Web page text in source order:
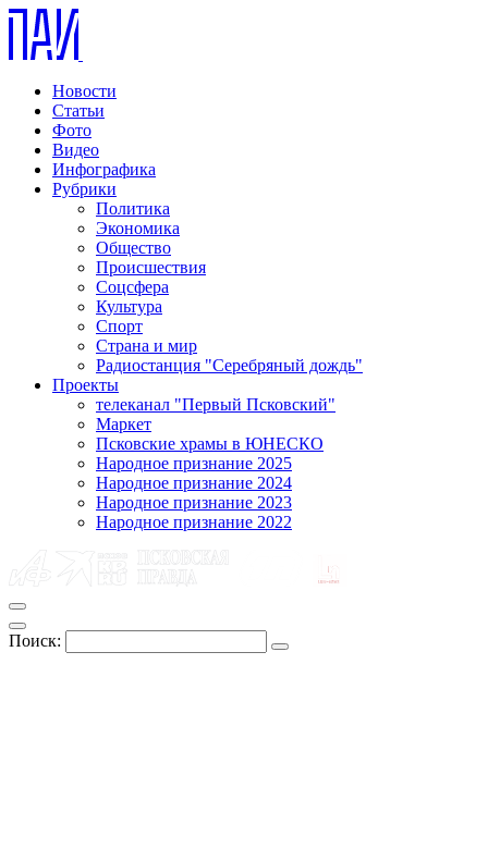
Новости
Статьи
Фото
Видео
Инфографика
Рубрики
Политика
Экономика
Общество
Происшествия
Соцсфера
Культура
Спорт
Страна и мир
Радиостанция "Серебряный дождь"
Проекты
телеканал "Первый Псковский"
Маркет
Псковские храмы в ЮНЕСКО
Народное признание 2025
Народное признание 2024
Народное признание 2023
Народное признание 2022
Поиск: